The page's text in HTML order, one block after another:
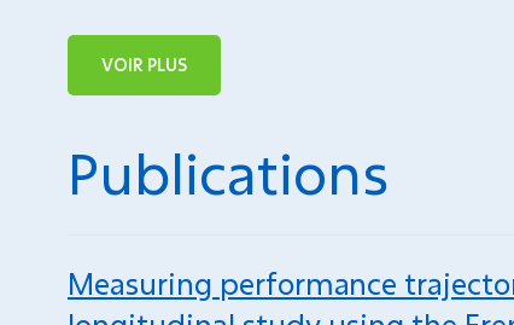
VOIR PLUS
Publications
Measuring performance